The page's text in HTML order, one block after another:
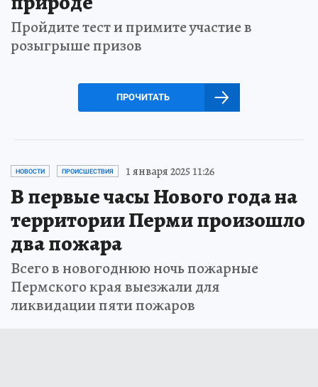
Пройдите тест и примите участие в
розыгрыше призов
ПРОЧИТАТЬ
НОВОСТИ ПРОИСШЕСТВИЯ 1 января 2025 11:26
В первые часы Нового года на
территории Перми произошло
два пожара
Всего в новогоднюю ночь пожарные
Пермского края выезжали для
ликвидации пяти пожаров